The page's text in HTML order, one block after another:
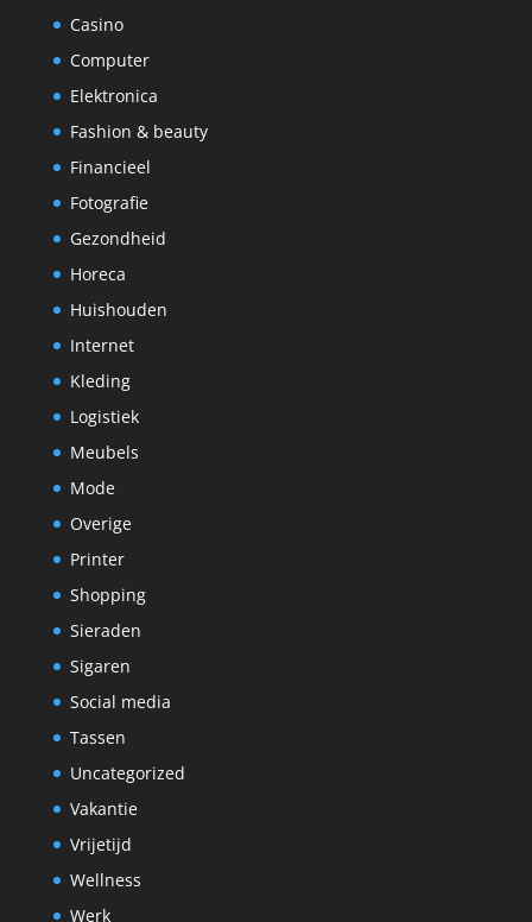
Casino
Computer
Elektronica
Fashion & beauty
Financieel
Fotografie
Gezondheid
Horeca
Huishouden
Internet
Kleding
Logistiek
Meubels
Mode
Overige
Printer
Shopping
Sieraden
Sigaren
Social media
Tassen
Uncategorized
Vakantie
Vrijetijd
Wellness
Werk